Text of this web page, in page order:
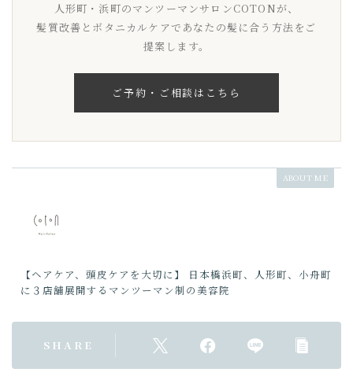
人形町・浜町のマンツーマンサロンCOTONが、
髪質改善とボタニカルケアであなたの髪に合う方法をご
提案します。
ご予約・ご相談はこちら
ABOUT ME
【ヘアケア、頭皮ケアを大切に】 日本橋浜町、人形町、小舟町
に３店舗展開するマンツーマン制の美容院
SHARE